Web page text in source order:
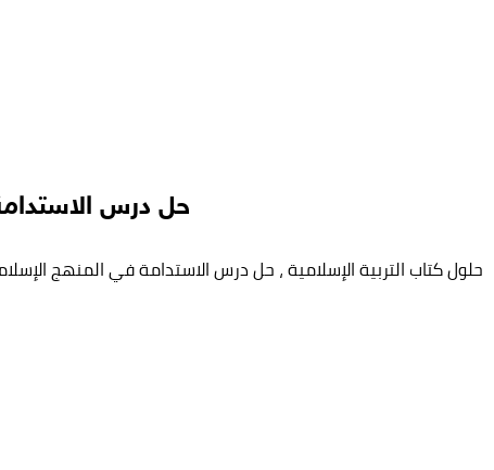
حل درس
حلول كتاب التربية الإسلامية ، حل درس الاستدامة في المنهج